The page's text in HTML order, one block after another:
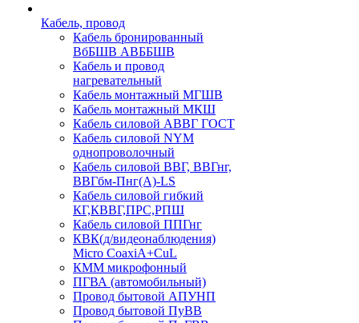
Кабель, провод
Кабель бронированный
ВбБШВ АВББШВ
Кабель и провод
нагревательный
Кабель монтажный МГШВ
Кабель монтажный МКШ
Кабель силовой АВВГ ГОСТ
Кабель силовой NYM
однопроволочный
Кабель силовой ВВГ, ВВГнг,
ВВГбм-Пнг(А)-LS
Кабель силовой гибкий
КГ,КВВГ,ПРС,РПШ
Кабель силовой ППГнг
КВК(д/видеонаблюдения)
Micro CoaxiA+CuL
КММ микрофонный
ПГВА (автомобильный)
Провод бытовой АПУНП
Провод бытовой ПуВВ